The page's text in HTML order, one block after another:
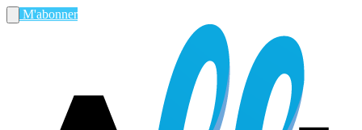
M'abonner